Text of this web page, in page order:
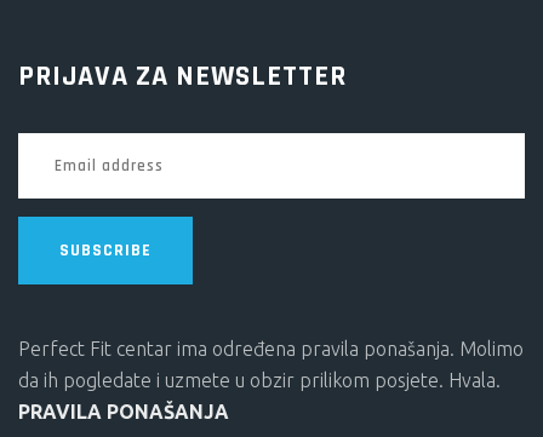
PRIJAVA ZA NEWSLETTER
SUBSCRIBE
Perfect Fit centar ima određena pravila ponašanja. Molimo
da ih pogledate i uzmete u obzir prilikom posjete. Hvala.
PRAVILA PONAŠANJA